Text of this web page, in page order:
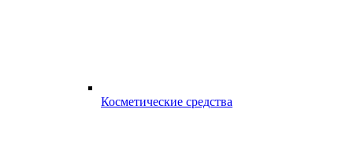
Косметические средства